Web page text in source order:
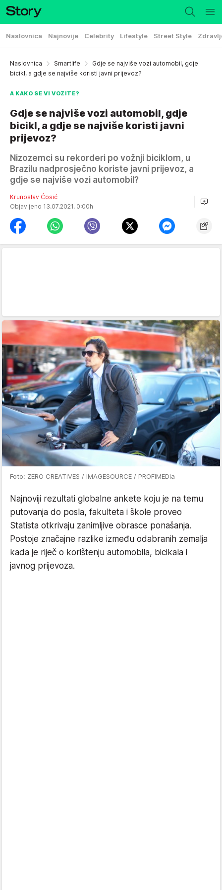
Naslovnica Najnovije Celebrity Lifestyle Street Style
Naslovnica Smartlife
Gdje se najviše vozi automobil, gdje
bicikl, a gdje se najviše koristi javni prijevoz?
A KAKO SE VI VOZITE?
Gdje se najviše vozi automobil, gdje
bicikl, a gdje se najviše koristi javni
prijevoz?
Nizozemci su rekorderi po vožnji biciklom, u
Brazilu nadprosječno koriste javni prijevoz, a
gdje se najviše vozi automobil?
Krunoslav Ćosić
Objavljeno 13.07.2021. 0:00h
Foto: ZERO CREATIVES / IMAGESOURCE / PROFIMEDIa
Najnoviji rezultati globalne ankete koju je na temu
putovanja do posla, fakulteta i škole proveo
Statista otkrivaju zanimljive obrasce ponašanja.
Postoje značajne razlike između odabranih zemalja
kada je riječ o korištenju automobila, bicikala i
javnog prijevoza.